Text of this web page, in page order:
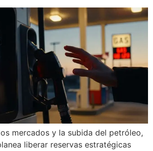
mercados y la subida del petróleo,
liberar reservas estratégicas